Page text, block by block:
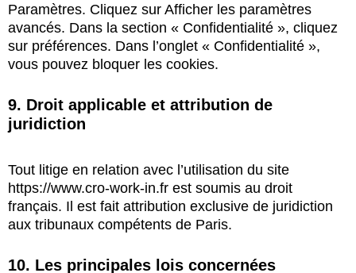
Paramètres. Cliquez sur Afficher les paramètres
avancés. Dans la section « Confidentialité », cliquez
sur préférences. Dans l’onglet « Confidentialité »,
vous pouvez bloquer les cookies.
9. Droit applicable et attribution de
juridiction
Tout litige en relation avec l’utilisation du site
https://www.cro-work-in.fr est soumis au droit
français. Il est fait attribution exclusive de juridiction
aux tribunaux compétents de Paris.
10. Les principales lois concernées